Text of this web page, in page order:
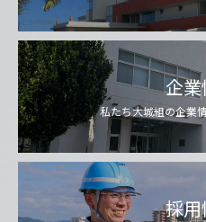
企
私たち大城組の企業
採